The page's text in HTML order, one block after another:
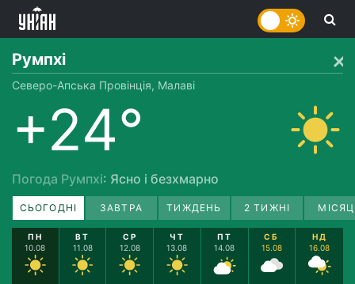
Румпхі
Северо-Апська Провінція, Малаві
+24°
Погода Румпхі: Ясно і безхмарно
СЬОГОДНІ ЗАВТРА ТИЖДЕНЬ 2 ТИЖНІ
ПН
10.08
ВТ
11.08
СР
12.08
ЧТ
13.08
ПТ
14.08
СБ
15.08
НД
16.08